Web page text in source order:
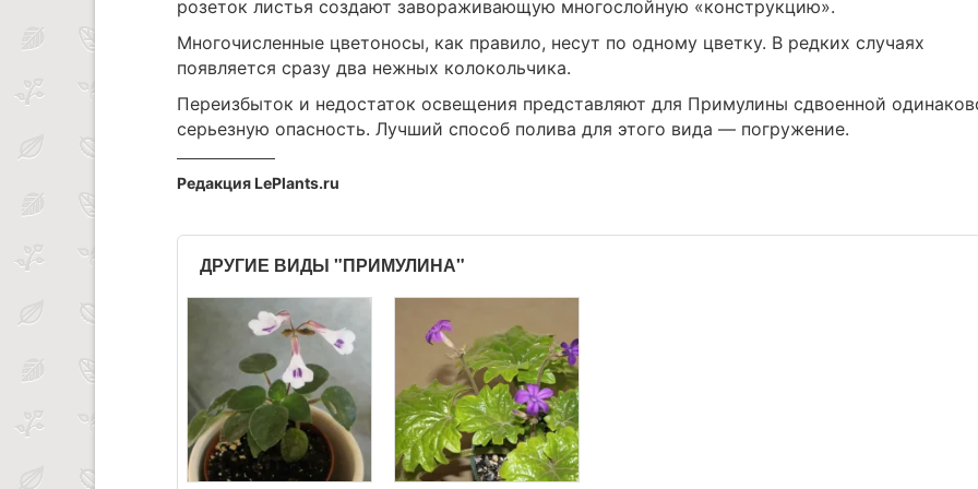
розеток листья создают завораживающую многослойную «конструкцию».
Многочисленные цветоносы, как правило, несут по одному цветку. В редких случаях
появляется сразу два нежных колокольчика.
Переизбыток и недостаток освещения представляют для Примулины сдвоенной
серьезную опасность. Лучший способ полива для этого вида ― погружение.
Редакция LePlants.ru
ДРУГИЕ ВИДЫ "ПРИМУЛИНА"